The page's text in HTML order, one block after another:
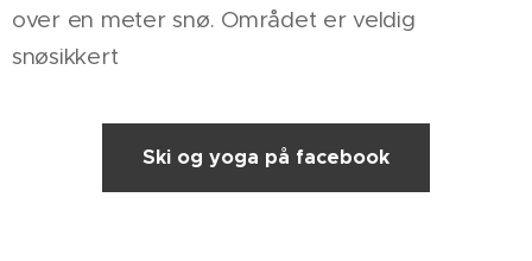
over en meter snø. Området er veldig
snøsikkert
Ski og yoga på facebook